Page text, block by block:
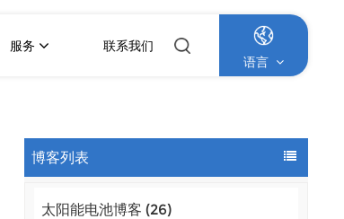
服务
联系我们
语言
English
Français
博客列表
太阳能电池博客 (26)